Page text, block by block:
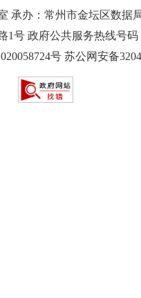
承办：常州市金坛区数据
1号 政府公共服务热线号码
号 苏公网安备